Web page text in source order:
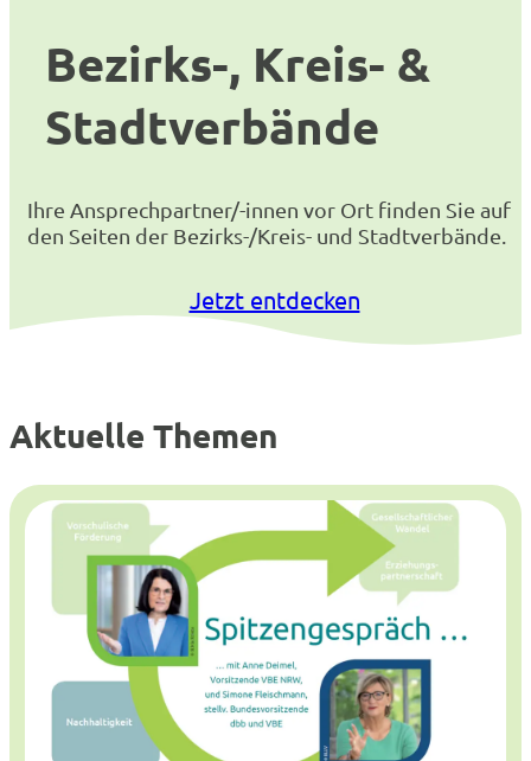
Bezirks-, Kreis- &
Stadtverbände
Ihre Ansprechpartner/-innen vor Ort finden Sie auf
den Seiten der Bezirks-/Kreis- und Stadtverbände.
Jetzt entdecken
Aktuelle Themen